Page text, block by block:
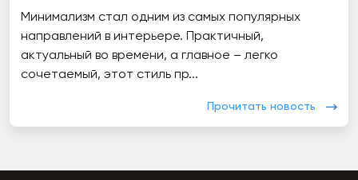
Минимализм стал одним из самых популярных
направлений в интерьере. Практичный,
актуальный во времени, а главное – легко
сочетаемый, этот стиль пр...
Прочитать новость